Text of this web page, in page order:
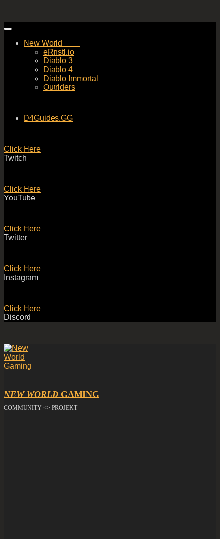
Skip
contentNew World
eRnstl.io
Diablo 3
Diablo 4
Diablo Immortal
Outriders
D4Guides.GG
Click Here
Twitch
Click Here
YouTube
Click Here
Twitter
Click Here
Instagram
Click Here
Discord
NEW WORLD GAMING
COMMUNITY <> PROJEKT